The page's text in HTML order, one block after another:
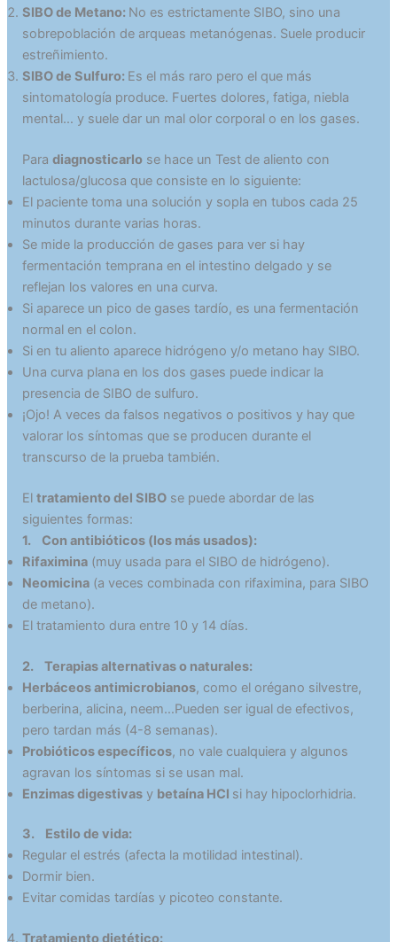
SIBO de Metano: No es estrictamente SIBO, sino una
sobrepoblación de arqueas metanógenas. Suele producir
estreñimiento.
SIBO de Sulfuro: Es el más raro pero el que más
sintomatología produce. Fuertes dolores, fatiga, niebla
mental… y suele dar un mal olor corporal o en los gases.
Paradiagnosticarlo se hace un Test de aliento con
lactulosa/glucosa que consiste en lo siguiente:
El paciente toma una solución y sopla en tubos cada 25
minutos durante varias horas.
Se mide la producción de gases para ver si hay
fermentación temprana en el intestino delgado y se
reflejan los valores en una curva.
Si aparece un pico de gases tardío, es una fermentación
normal en el colon.
Si en tu aliento aparece hidrógeno y/o metano hay SIBO.
Una curva plana en los dos gases puede indicar la
presencia de SIBO de sulfuro.
¡Ojo! A veces da falsos negativos o positivos y hay que
valorar los síntomas que se producen durante el
transcurso de la prueba también.
Eltratamiento del SIBO se puede abordar de las
siguientes formas:
1. Con antibióticos (los más usados):
Rifaximina (muy usada para el SIBO de hidrógeno).
Neomicina (a veces combinada con rifaximina, para SIBO
de metano).
El tratamiento dura entre 10 y 14 días.
2. Terapias alternativas o naturales:
Herbáceos antimicrobianos, como el orégano silvestre,
berberina, alicina, neem…Pueden ser igual de efectivos,
pero tardan más (4-8 semanas).
Probióticos específicos, no vale cualquiera y algunos
agravan los síntomas si se usan mal.
Enzimas digestivas y betaína HCl si hay hipoclorhidria.
3. Estilo de vida:
Regular el estrés (afecta la motilidad intestinal).
Dormir bien.
Evitar comidas tardías y picoteo constante.
Tratamiento dietético: